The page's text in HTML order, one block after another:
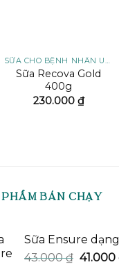
SỮA CHO BỆNH NHÂN UNG THƯ
Sữa Recova Gold
400g
230.000 ₫
BÁN CHẠY
Sữa Ensure
43.000₫ Giá
41.000